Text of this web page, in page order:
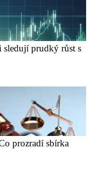
sledují prudký růst s
prozradí sbírka